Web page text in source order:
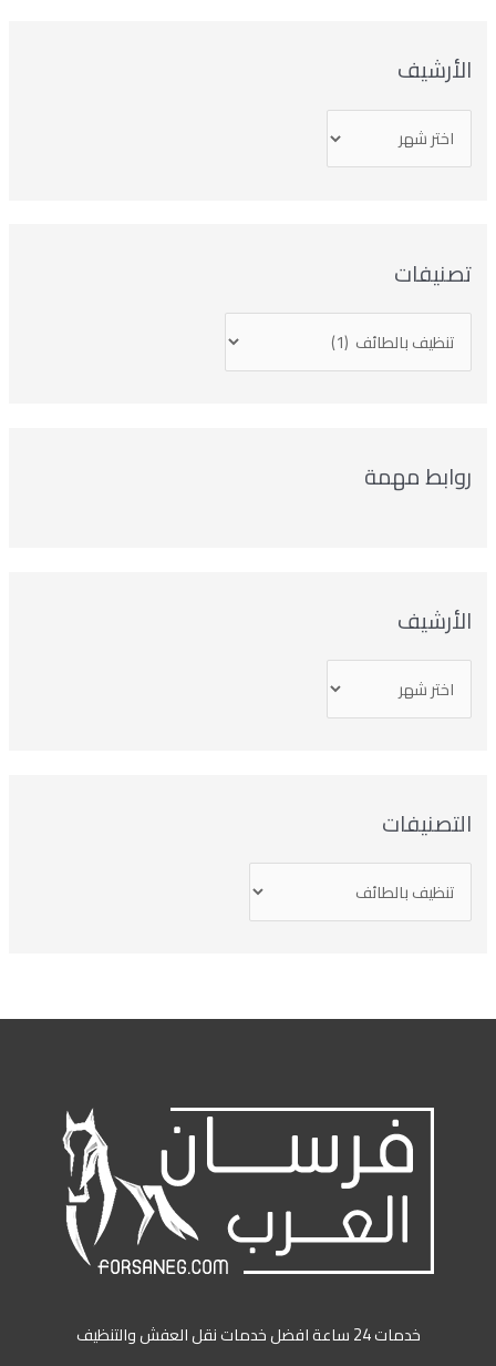
الأرشيف
تصنيفات
روابط مهمة
الأرشيف
التصنيفات
خدمات 24 ساعة افضل خدمات نقل العفش والتنظيف